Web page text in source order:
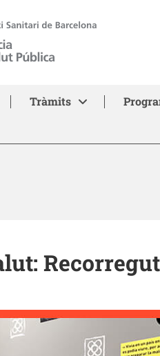
Pública de Barcelona
Tràmits